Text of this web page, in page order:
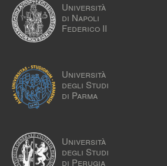
Università
di Napoli
Federico II
Università
degli Studi
di Parma
Università
degli Studi
di Perugia